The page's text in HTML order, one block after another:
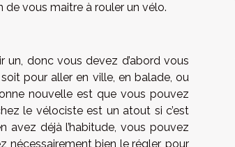
vous maitre à rouler un vélo.
donc vous devez d’abord vous
pour aller en ville, en balade, ou
nouvelle est que vous pouvez
le vélociste est un atout si c’est
déjà l’habitude, vous pouvez
nécessairement bien le régler, pour